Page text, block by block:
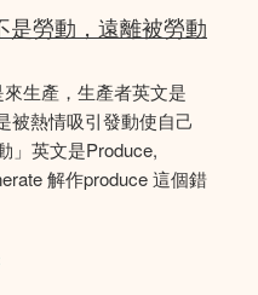
是勞動，遠離被勞動
生產，生產者英文是
被熱情吸引發動使自己
」英文是Produce,
解作produce 這個錯